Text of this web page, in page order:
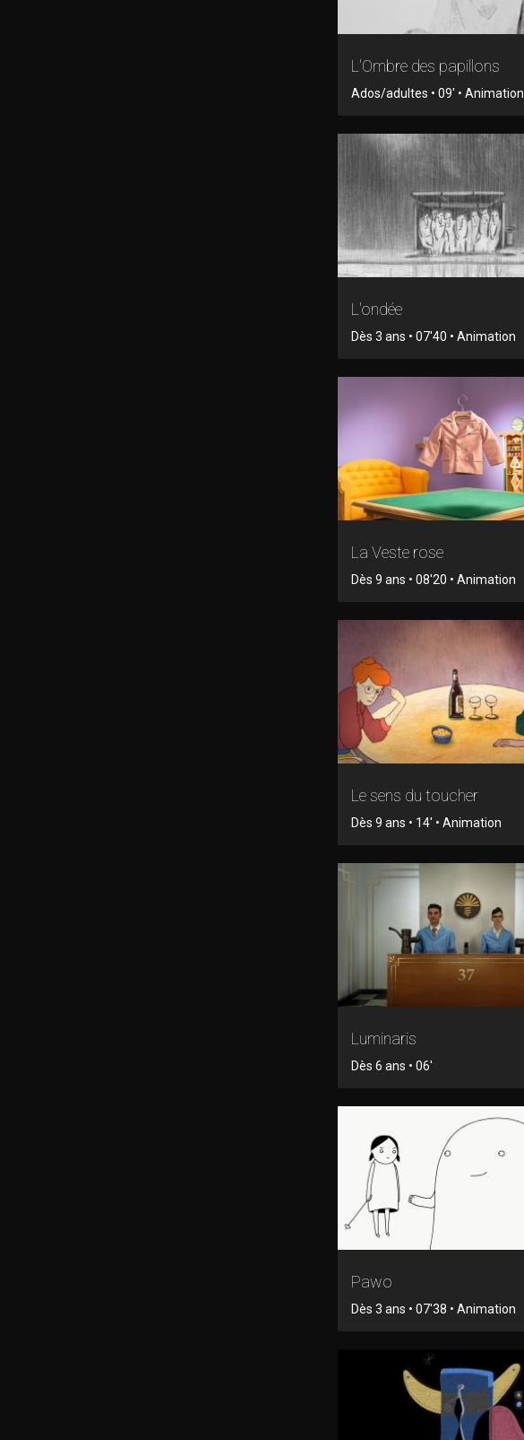
L'Ombre des papillons
Ados/adultes • 09' • Animation
L'ondée
Dès 3 ans • 07'40 • Animation
La Veste rose
Dès 9 ans • 08'20 • Animation
Le sens du toucher
Dès 9 ans • 14' • Animation
Luminaris
Dès 6 ans • 06'
Pawo
Dès 3 ans • 07'38 • Animation